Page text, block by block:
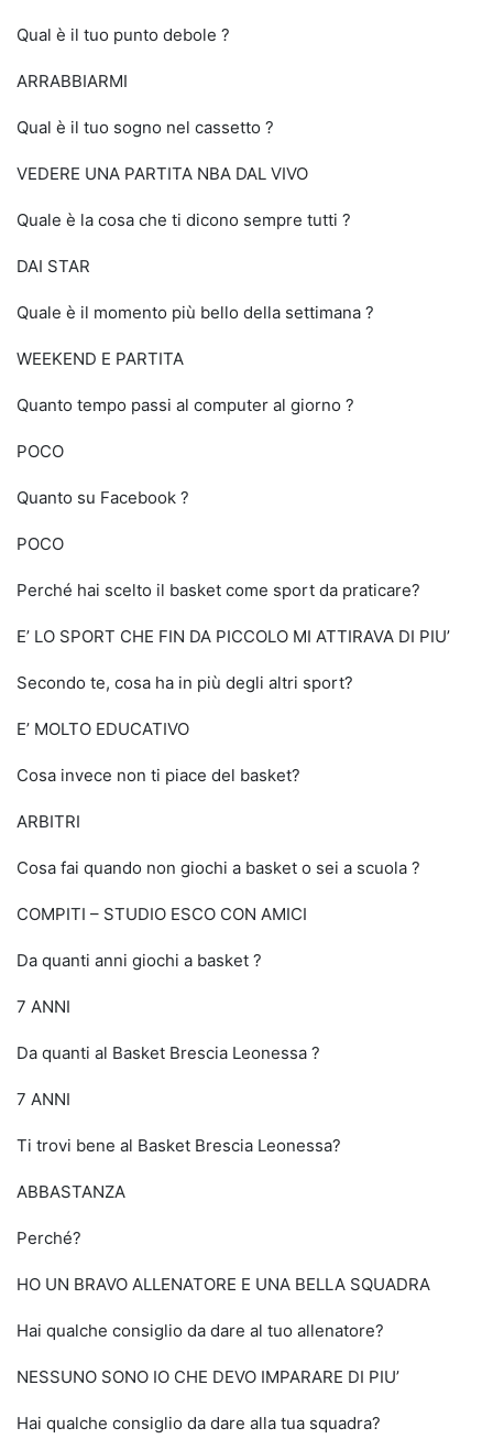
Qual è il tuo punto debole ?
ARRABBIARMI
Qual è il tuo sogno nel cassetto ?
VEDERE UNA PARTITA NBA DAL VIVO
Quale è la cosa che ti dicono sempre tutti ?
DAI STAR
Quale è il momento più bello della settimana ?
WEEKEND E PARTITA
Quanto tempo passi al computer al giorno ?
POCO
Quanto su Facebook ?
POCO
Perché hai scelto il basket come sport da praticare?
E’ LO SPORT CHE FIN DA PICCOLO MI ATTIRAVA DI PIU’
Secondo te, cosa ha in più degli altri sport?
E’ MOLTO EDUCATIVO
Cosa invece non ti piace del basket?
ARBITRI
Cosa fai quando non giochi a basket o sei a scuola ?
COMPITI – STUDIO ESCO CON AMICI
Da quanti anni giochi a basket ?
7 ANNI
Da quanti al Basket Brescia Leonessa ?
7 ANNI
Ti trovi bene al Basket Brescia Leonessa?
ABBASTANZA
Perché?
HO UN BRAVO ALLENATORE E UNA BELLA SQUADRA
Hai qualche consiglio da dare al tuo allenatore?
NESSUNO SONO IO CHE DEVO IMPARARE DI PIU’
Hai qualche consiglio da dare alla tua squadra?